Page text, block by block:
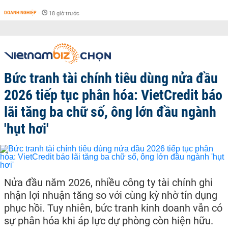
DOANH NGHIỆP - 18 giờ trước
Bức tranh tài chính tiêu dùng nửa đầu
2026 tiếp tục phân hóa: VietCredit báo
lãi tăng ba chữ số, ông lớn đầu ngành
'hụt hơi'
Nửa đầu năm 2026, nhiều công ty tài chính ghi
nhận lợi nhuận tăng so với cùng kỳ nhờ tín dụng
phục hồi. Tuy nhiên, bức tranh kinh doanh vẫn có
sự phân hóa khi áp lực dự phòng còn hiện hữu.